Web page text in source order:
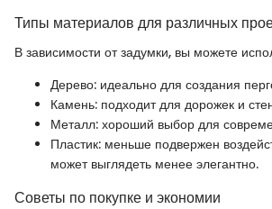
Типы материалов для различных
В зависимости от задумки, вы можете
Дерево: идеально для создания
Камень: подходит для дорожек и
Металл: хороший выбор для
Пластик: меньше подвержен
может выглядеть менее элегантно.
Советы по покупке и экономии